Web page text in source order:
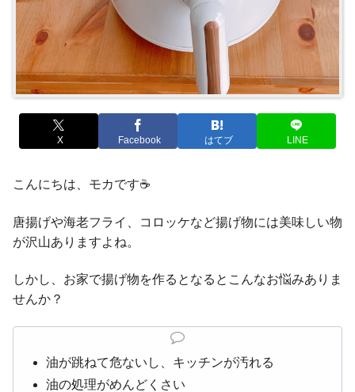
X Facebook はてブ LINE
こんにちは、モカです☕️
唐揚げや海老フライ、コロッケなど揚げ物には美味しい物
が沢山ありますよね。
しかし、お家で揚げ物を作るとなるとこんなお悩みありま
せんか？
油が跳ねて危ないし、キッチンが汚れる
油の処理がめんどくさい